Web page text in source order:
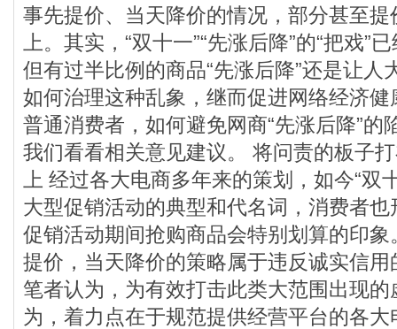
事先提价、当天降价的情况，部分甚至
上。其实，“双十一”“先涨后降”的“把戏”
但有过半比例的商品“先涨后降”还是让人
如何治理这种乱象，继而促进网络经济健
普通消费者，如何避免网商“先涨后降”的
我们看看相关意见建议。 将问责的板子
上 经过各大电商多年来的策划，如今“双
大型促销活动的典型和代名词，消费者也
促销活动期间抢购商品会特别划算的印象
提价，当天降价的策略属于违反诚实信用
笔者认为，为有效打击此类大范围出现的
为，着力点在于规范提供经营平台的各